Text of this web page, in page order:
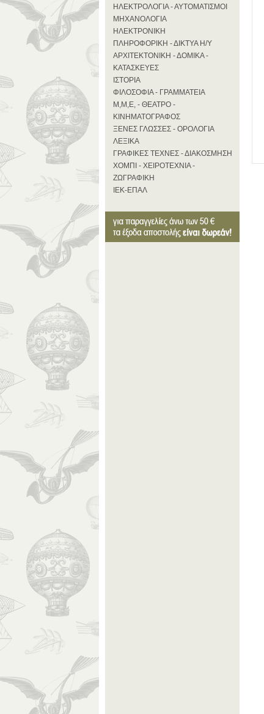
ΗΛΕΚΤΡΟΛΟΓΙΑ - ΑΥΤΟΜΑΤΙΣΜΟΙ
ΜΗΧΑΝΟΛΟΓΙΑ
ΗΛΕΚΤΡΟΝΙΚΗ
ΠΛΗΡΟΦΟΡΙΚΗ - ΔΙΚΤΥΑ Η/Υ
ΑΡΧΙΤΕΚΤΟΝΙΚΗ - ΔΟΜΙΚΑ -
ΚΑΤΑΣΚΕΥΕΣ
ΙΣΤΟΡΙΑ
ΦΙΛΟΣΟΦΙΑ - ΓΡΑΜΜΑΤΕΙΑ
Μ,Μ,Ε, - ΘΕΑΤΡΟ -
ΚΙΝΗΜΑΤΟΓΡΑΦΟΣ
ΞΕΝΕΣ ΓΛΩΣΣΕΣ - ΟΡΟΛΟΓΙΑ
ΛΕΞΙΚΑ
ΓΡΑΦΙΚΕΣ ΤΕΧΝΕΣ - ΔΙΑΚΟΣΜΗΣΗ
ΧΟΜΠΙ - ΧΕΙΡΟΤΕΧΝΙΑ -
ΖΩΓΡΑΦΙΚΗ
ΙΕΚ-ΕΠΑΛ